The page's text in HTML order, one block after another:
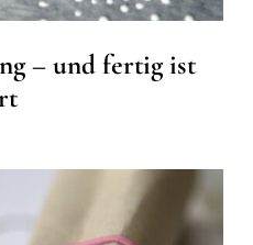
– und fertig ist